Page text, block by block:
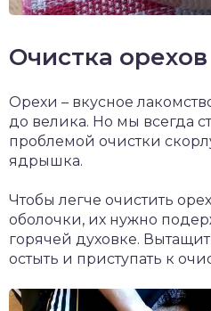
Очистка
Орехи – вкусное
до велика. Но мы всегда
проблемой очистки
ядрышка.
Чтобы легче очистить
оболочки, их нужно
горячей духовке.
остыть и приступать к